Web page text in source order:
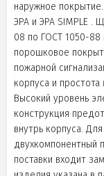
наружное
ЭРА и ЭРА SIMPLE .
08 по ГОСТ 1050-88
порошковое
пожарной
корпуса и
Высокий уровень
конструкция
внутрь корпуса.
двухкомпонентный
поставки входит